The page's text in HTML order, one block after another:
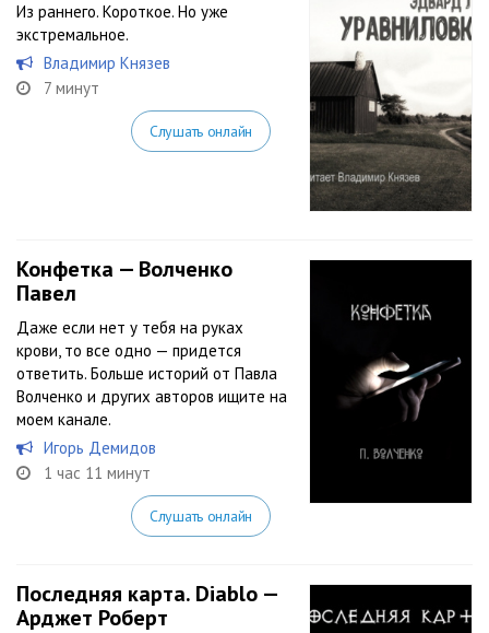
Из раннего. Короткое. Но уже
экстремальное.
Владимир Князев
7 минут
Слушать онлайн
Конфетка — Волченко
Павел
Даже если нет у тебя на руках
крови, то все одно — придется
ответить. Больше историй от Павла
Волченко и других авторов ищите на
моем канале.
Игорь Демидов
1 час 11 минут
Слушать онлайн
Последняя карта. Diablo —
Арджет Роберт